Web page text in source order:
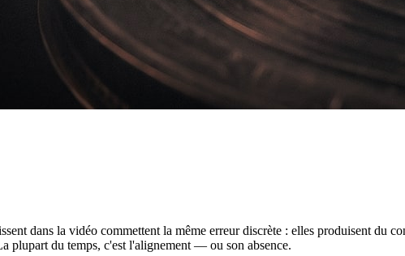
dans la vidéo commettent la même erreur discrète : elles produisent du
plupart du temps, c'est l'alignement — ou son absence.